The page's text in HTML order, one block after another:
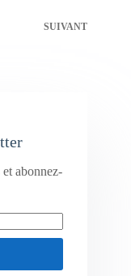
SUIVANT
et abonnez-